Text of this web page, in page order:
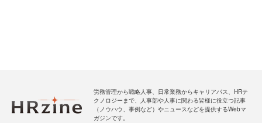
労務管理から戦略人事、日常業務からキャリアパス、HRテ
クノロジーまで、人事部や人事に関わる皆様に役立つ記事
（ノウハウ、事例など）やニュースなどを提供するWebマ
ガジンです。